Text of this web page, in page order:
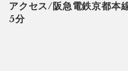
アクセス/阪急電鉄京都本
5分